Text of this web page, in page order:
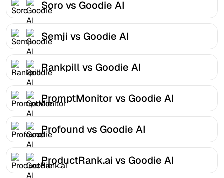
Soro vs Goodie AI
Semji vs Goodie AI
Rankpill vs Goodie AI
PromptMonitor vs Goodie AI
Profound vs Goodie AI
ProductRank.ai vs Goodie AI